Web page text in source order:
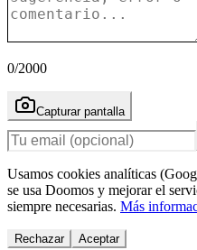
0/2000
Capturar pantalla
Usamos cookies analíticas
se usa Doomos y mejorar el
siempre necesarias. Más
Rechazar Aceptar